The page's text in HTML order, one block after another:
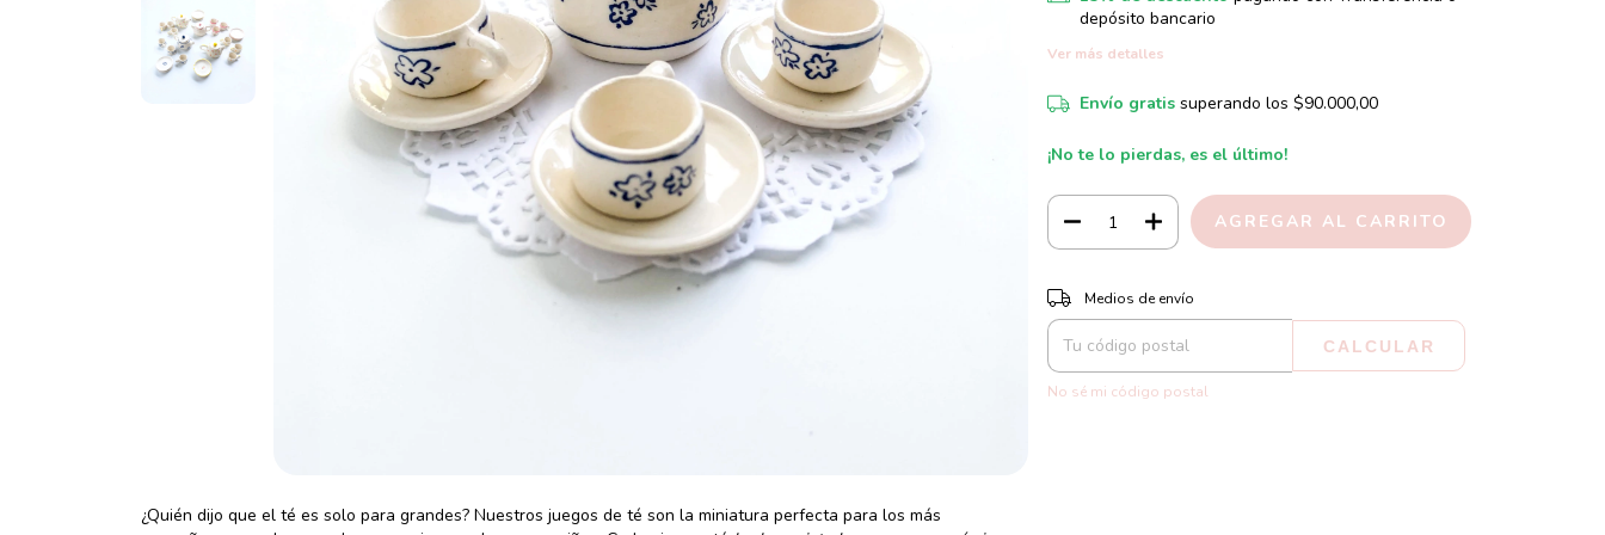
¿Quién dijo que el té es solo para grandes? Nuestros juegos de té son la miniatura perfecta para los más
depósito bancario
Ver más detalles
Envío gratis superando los $90.000,00
¡No te lo pierdas, es el último!
Entregas para el CP:
Medios de envío
CALCULAR
No sé mi código postal